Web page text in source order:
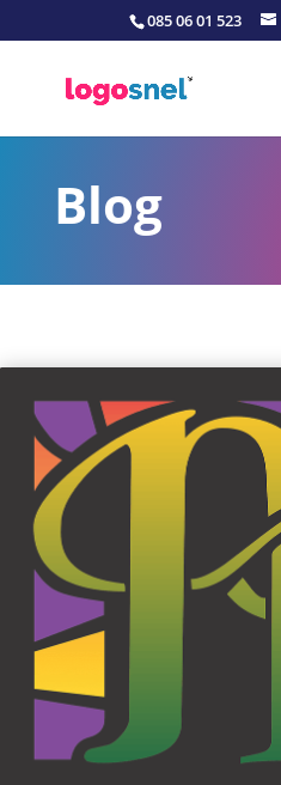
085 06 01 523
Blog